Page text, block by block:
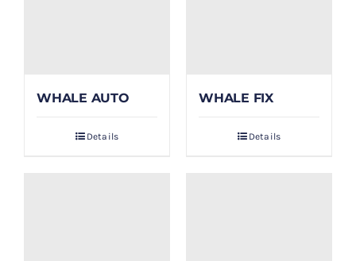
WHALE AUTO
Details
WHALE FIX
Details